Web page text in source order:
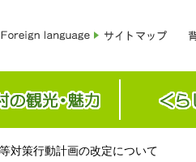
対策行動計画の改定について